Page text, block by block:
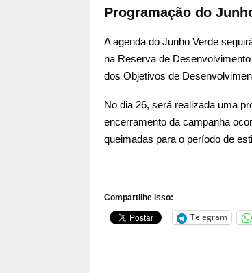
Programação do
A agenda do Junho Verde
na Reserva de
dos Objetivos de
No dia 26, será realizada uma
encerramento da campanha
queimadas para o período de
Compartilhe isso:
Telegram